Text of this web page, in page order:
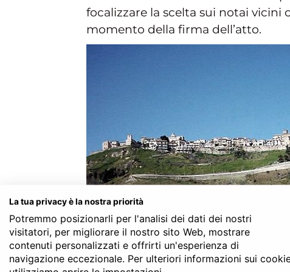
focalizzare la scelta sui notai
momento della firma dell’atto.
Questo vale, ad esempio, per gli
La tua privacy è la nostra priorità
Potremmo posizionarli per l'analisi dei dati dei nostri
visitatori, per migliorare il nostro sito Web, mostrare
contenuti personalizzati e offrirti un'esperienza di
navigazione eccezionale. Per ulteriori informazioni sui